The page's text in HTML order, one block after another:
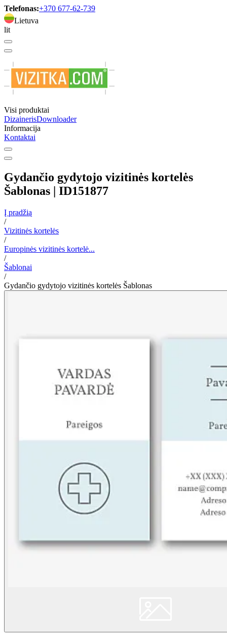
Telefonas:+370 677-62-739
Lietuva
lit
Visi produktai
DizainerisDownloader
Informacija
Kontaktai
Gydančio gydytojo vizitinės kortelės
Šablonas | ID151877
Į pradžią
/
Vizitinės kortelės
/
Europinės vizitinės kortelė...
/
Šablonai
/
Gydančio gydytojo vizitinės kortelės Šablonas